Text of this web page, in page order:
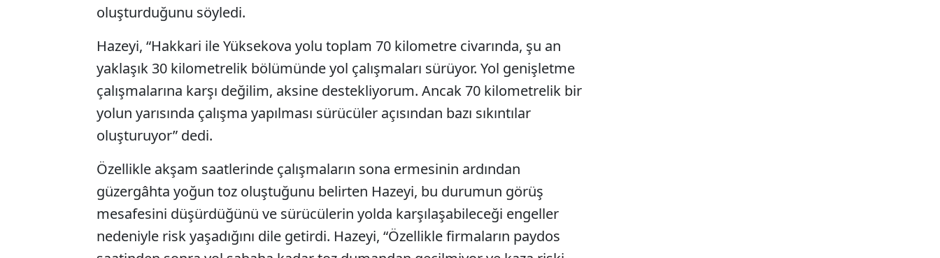
oluşturduğunu söyledi.
Hazeyi, “Hakkari ile Yüksekova yolu toplam 70 kilometre civarında, şu an
yaklaşık 30 kilometrelik bölümünde yol çalışmaları sürüyor. Yol genişletme
çalışmalarına karşı değilim, aksine destekliyorum. Ancak 70 kilometrelik bir
yolun yarısında çalışma yapılması sürücüler açısından bazı sıkıntılar
oluşturuyor” dedi.
Özellikle akşam saatlerinde çalışmaların sona ermesinin ardından
güzergâhta yoğun toz oluştuğunu belirten Hazeyi, bu durumun görüş
mesafesini düşürdüğünü ve sürücülerin yolda karşılaşabileceği engeller
nedeniyle risk yaşadığını dile getirdi. Hazeyi, “Özellikle firmaların paydos